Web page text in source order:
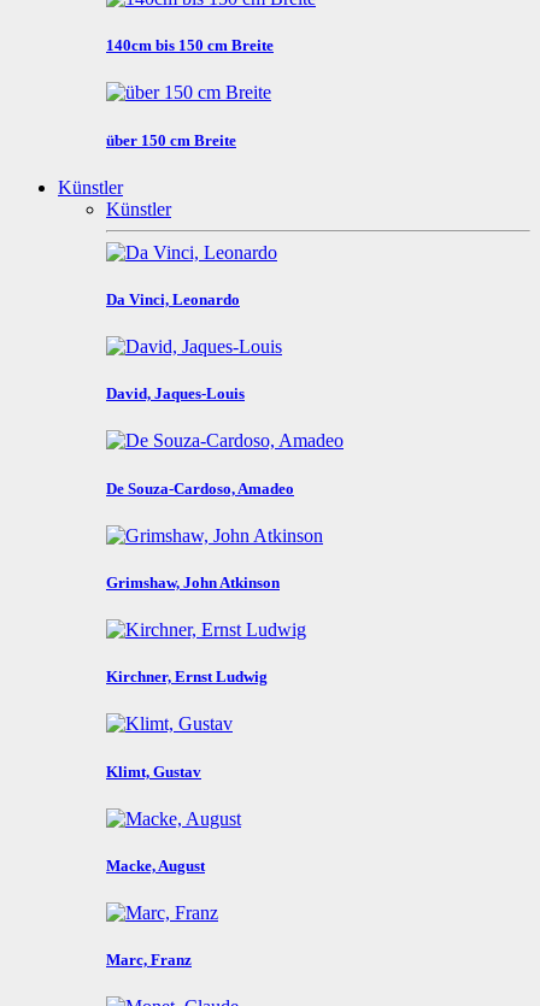
140cm bis 150 cm Breite
über 150 cm Breite
Künstler
Künstler
Da Vinci, Leonardo
David, Jaques-Louis
De Souza-Cardoso, Amadeo
Grimshaw, John Atkinson
Kirchner, Ernst Ludwig
Klimt, Gustav
Macke, August
Marc, Franz